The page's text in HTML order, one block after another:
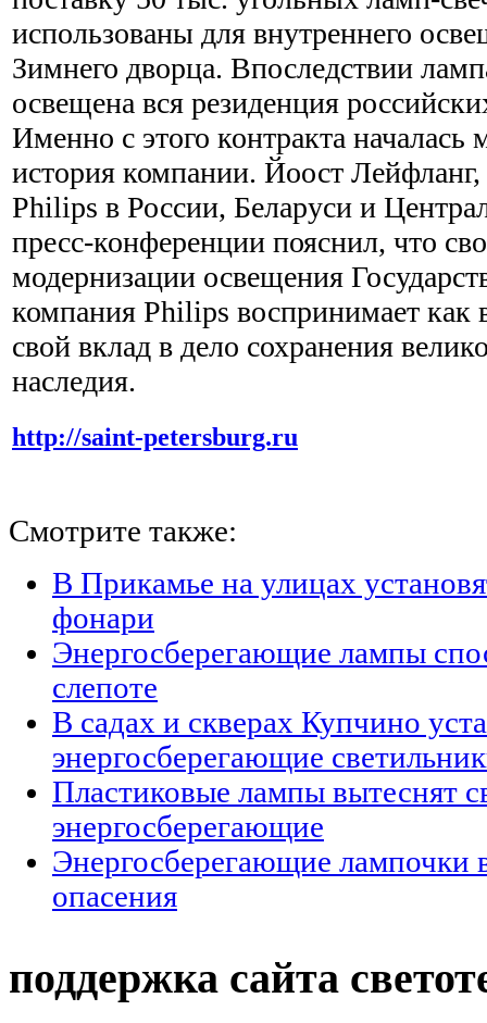
использованы для внутреннего
Зимнего дворца. Впоследствии
освещена вся резиденция
Именно с этого контракта началась
история компании. Йоост
Philips в России, Беларуси и
пресс-конференции пояснил, что
модернизации освещения
компания Philips воспринимает как
свой вклад в дело сохранения
наследия.
http://saint-petersburg.ru
Смотрите также:
В Прикамье на улицах
фонари
Энергосберегающие лампы
слепоте
В садах и скверах Купчино
энергосберегающие
Пластиковые лампы вытеснят
энергосберегающие
Энергосберегающие лампочки
опасения
поддержка сайта